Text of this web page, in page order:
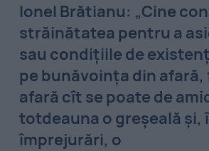
Ionel Brătianu: „Cine
străinătatea pentru a
sau condiţiile de
pe bunăvoinţa din afară,
afară cît se poate de
totdeauna o greşeală şi,
împrejurări, o